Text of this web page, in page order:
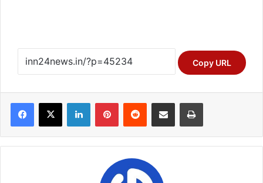
Copy URL
Facebook
X LinkedInPinterestReddit Share via Email Print